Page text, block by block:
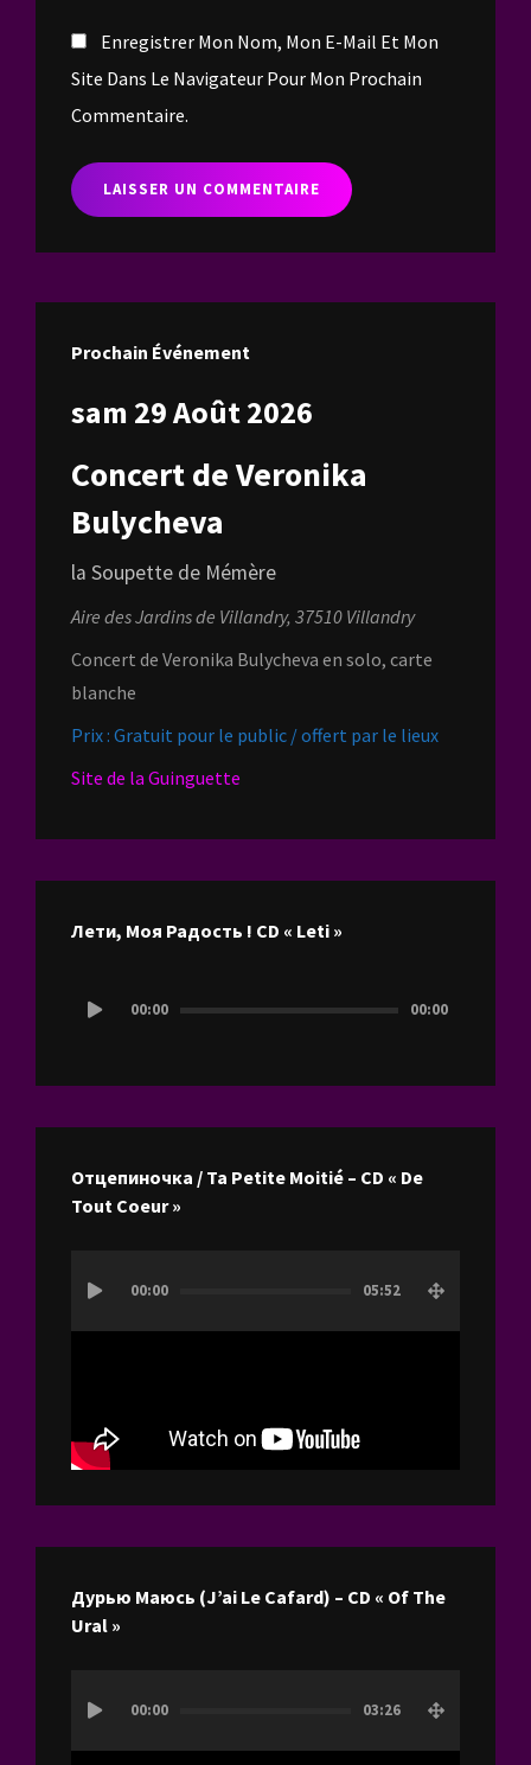
Enregistrer Mon Nom, Mon E-Mail Et Mon
Site Dans Le Navigateur Pour Mon Prochain
Commentaire.
Prochain Événement
sam 29 Août 2026
Concert de Veronika
Bulycheva
la Soupette de Mémère
Aire des Jardins de Villandry, 37510 Villandry
Concert de Veronika Bulycheva en solo, carte
blanche
Prix : Gratuit pour le public / offert par le lieux
Site de la Guinguette
Лети, Моя Радость ! CD « Leti »
audio
00:00 00:00
Отцепиночка / Ta Petite Moitié – CD « De
Tout Coeur »
vidéo
00:00 05:52
Дурью Маюсь (J’ai Le Cafard) – CD « Of The
Ural »
vidéo
00:00 03:26